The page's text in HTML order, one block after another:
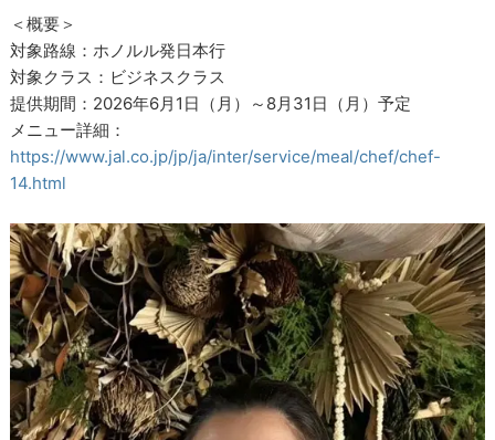
＜概要＞
対象路線：ホノルル発日本行
対象クラス：ビジネスクラス
提供期間：2026年6月1日（月）～8月31日（月）予定
メニュー詳細：
https://www.jal.co.jp/jp/ja/inter/service/meal/chef/chef-
14.html